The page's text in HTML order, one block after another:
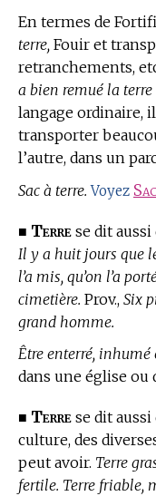
En termes de
terre, Fouir et
retranchements,
a bien remué la terre
langage ordinaire,
transporter
l’autre, dans un
Sac à terre. Voyez Sac
■ Terre se dit
Il y a huit jours que
l’a mis, qu’on l’a
cimetière. Prov., Six
grand homme.
Être enterré, inhumé
dans une église
■ Terre se dit
culture, des
peut avoir. Terre
fertile. Terre friable,